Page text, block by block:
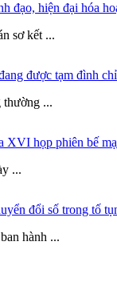
đạo, hiện đại hóa
sơ kết ...
được tạm đình
...
XVI họp phiên bế
...
đổi số trong tố
hành ...